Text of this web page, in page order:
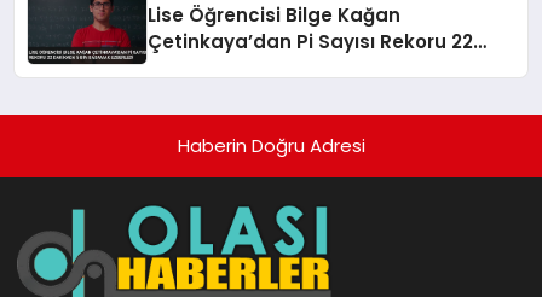
Lise Öğrencisi Bilge Kağan
Çetinkaya’dan Pi Sayısı Rekoru 22
Haberin Doğru Adresi